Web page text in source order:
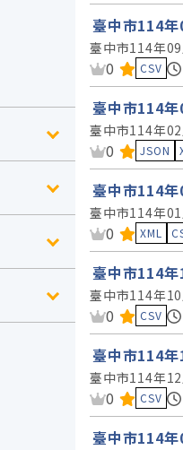
臺中市114
臺中市114年
資料集評
0 CSV
臺中市114
臺中市114年
資料集評
0 JSON
臺中市114
臺中市114年
資料集評分
0 XML
臺中市114
臺中市114年
資料集評
0 CSV
臺中市114
臺中市114年
資料集評
0 CSV
臺中市114